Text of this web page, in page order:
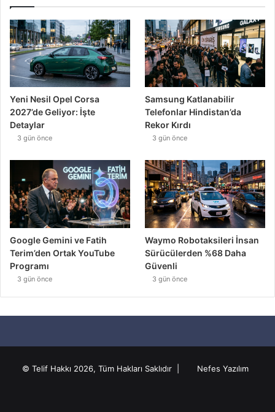
Yeni Nesil Opel Corsa
2027’de Geliyor: İşte
Detaylar
3 gün önce
Samsung Katlanabilir
Telefonlar Hindistan’da
Rekor Kırdı
3 gün önce
Google Gemini ve Fatih
Terim’den Ortak YouTube
Programı
3 gün önce
Waymo Robotaksileri İnsan
Sürücülerden %68 Daha
Güvenli
3 gün önce
© Telif Hakkı 2026, Tüm Hakları Saklıdır | Nefes Yazılım